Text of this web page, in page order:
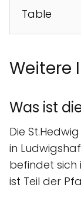
Table
Weitere
Was ist
Die
in
befindet sich
ist Teil der